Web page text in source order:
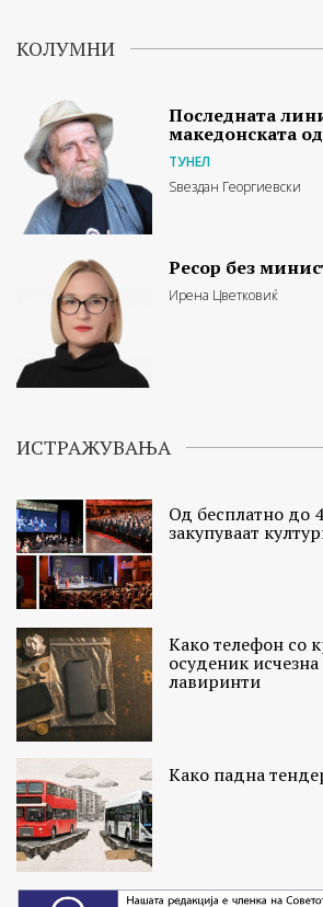
КОЛУМНИ
Последната
македонската
ТУНЕЛ
Ѕвездан Георгиевски
Ресор без
Ирена Цветковиќ
ИСТРАЖУВАЊА
Од бесплатно до
закупуваат
Како телефон со
осуденик
лавиринти
Како падна